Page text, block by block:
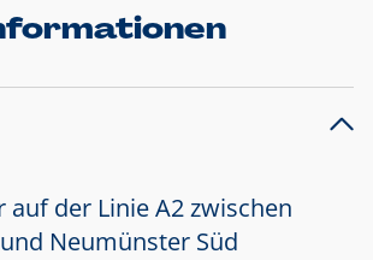
auf der Linie A2 zwischen
Neumünster Süd